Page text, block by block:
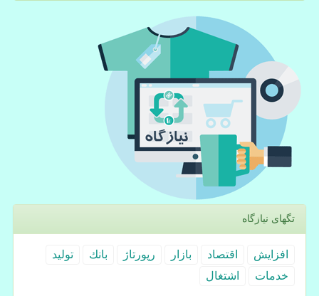
تگهای نیازگاه
افزایش اقتصاد بازار رپورتاژ بانك
تولید
خدمات
اشتغال